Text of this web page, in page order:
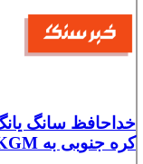
خداحافظ سانگ
کره جنوبی به KGM